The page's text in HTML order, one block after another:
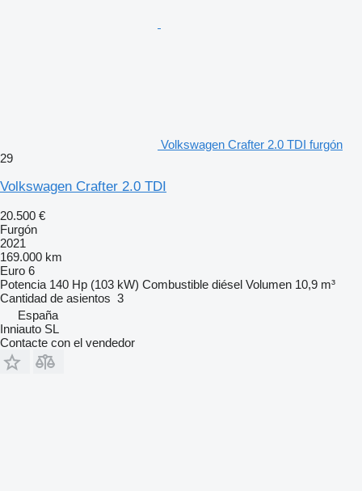
Volkswagen Crafter 2.0 TDI furgón
29
Volkswagen Crafter 2.0 TDI
20.500 €
Furgón
2021
169.000 km
Euro 6
Potencia 140 Hp (103 kW) Combustible diésel Volumen 10,9 m³
Cantidad de asientos 3
España
Inniauto SL
Contacte con el vendedor